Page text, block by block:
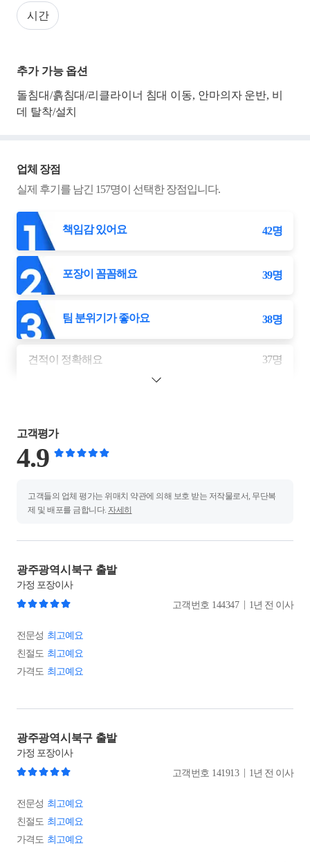
시간
추가 가능 옵션
돌침대/흙침대/리클라이너 침대 이동, 안마의자 운반, 비
데 탈착/설치
업체 장점
실제 후기를 남긴 157명이 선택한 장점입니다.
책임감 있어요 42명
포장이 꼼꼼해요 39명
팀 분위기가 좋아요 38명
견적이 정확해요 37명
고객평가
4.9
고객들의 업체 평가는 위매치 약관에 의해 보호 받는 저작물로서, 무단복
제 및 배포를 금합니다. 자세히
광주광역시북구 출발
가정 포장이사
고객번호 144347 1년 전 이사
전문성 최고예요
친절도 최고예요
가격도 최고예요
광주광역시북구 출발
가정 포장이사
고객번호 141913 1년 전 이사
전문성 최고예요
친절도 최고예요
가격도 최고예요